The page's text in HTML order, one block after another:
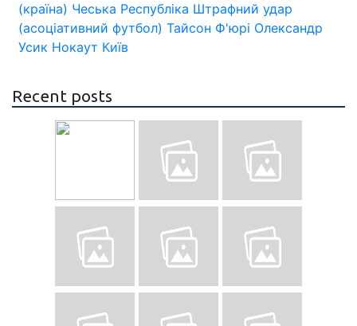
(країна) Чеська Республіка Штрафний удар
(асоціативний футбол) Тайсон Ф'юрі Олександр
Усик Нокаут Київ
Recent posts